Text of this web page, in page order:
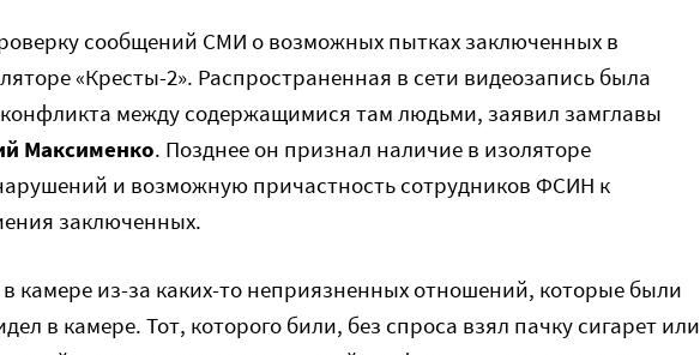
сообщений СМИ о возможных пытках заключенных в
«Кресты-2». Распространенная в сети видеозапись была
между содержащимися там людьми, заявил замглавы
Максименко. Позднее он признал наличие в изоляторе
и возможную причастность сотрудников ФСИН к
заключенных.
камере из-за каких-то неприязненных отношений, которые были
в камере. Тот, которого били, без спроса взял пачку сигарет или